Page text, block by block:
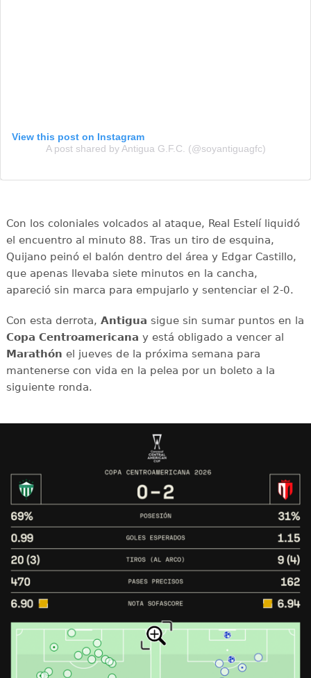
View this post on Instagram
A post shared by Antigua G.F.C. (@soyantiguagfc)
Con los coloniales volcados al ataque, Real Estelí liquidó
el encuentro al minuto 88. Tras un tiro de esquina,
Quijano peinó el balón dentro del área y Edgar Castillo,
que apenas llevaba siete minutos en la cancha,
apareció sin marca para empujarlo y sentenciar el 2-0.
Con esta derrota, Antigua sigue sin sumar puntos en la
Copa Centroamericana y está obligado a vencer al
Marathón el jueves de la próxima semana para
mantenerse con vida en la pelea por un boleto a la
siguiente ronda.